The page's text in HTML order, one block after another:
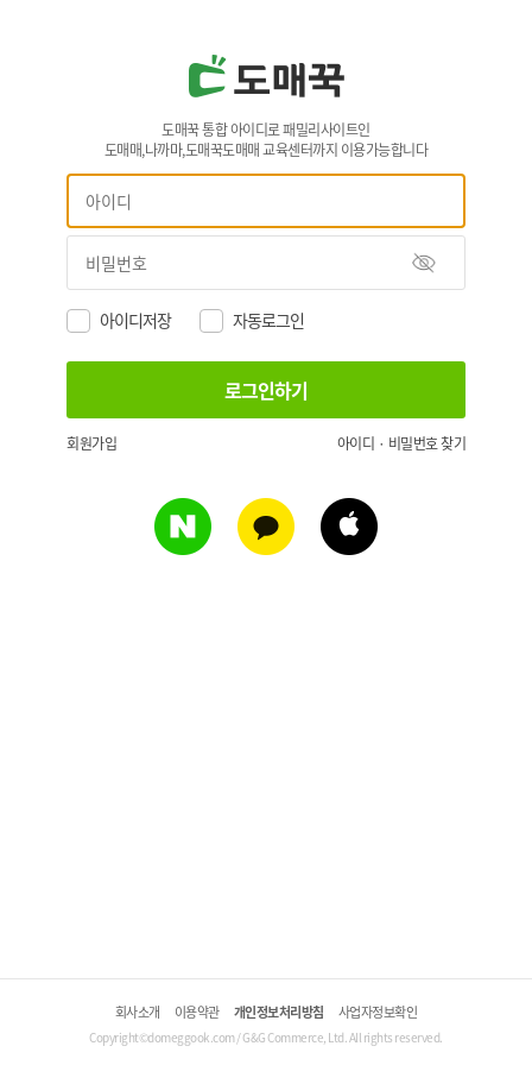
도매꾹 통합 아이디로 패밀리사이트인
도매매,나까마,도매꾹도매매 교육센터까지 이용가능합니다
아이디저장 자동로그인
회원가입 아이디 · 비밀번호 찾기
회사소개 이용약관 개인정보처리방침 사업자정보확인
Copyright©domeggook.com / G&G Commerce, Ltd. All rights reserved.